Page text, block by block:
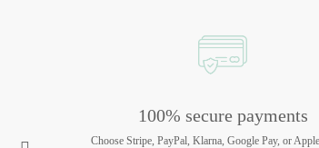
100% secure payments
Choose Stripe, PayPal, Klarna, Google Pay, or